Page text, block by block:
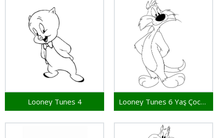
Looney Tunes 4 Looney Tunes 6 Yaş Çocuklar İçin